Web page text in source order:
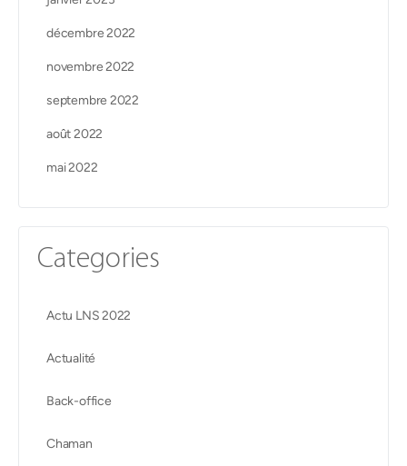
décembre 2022
novembre 2022
septembre 2022
août 2022
mai 2022
Categories
Actu LNS 2022
Actualité
Back-office
Chaman